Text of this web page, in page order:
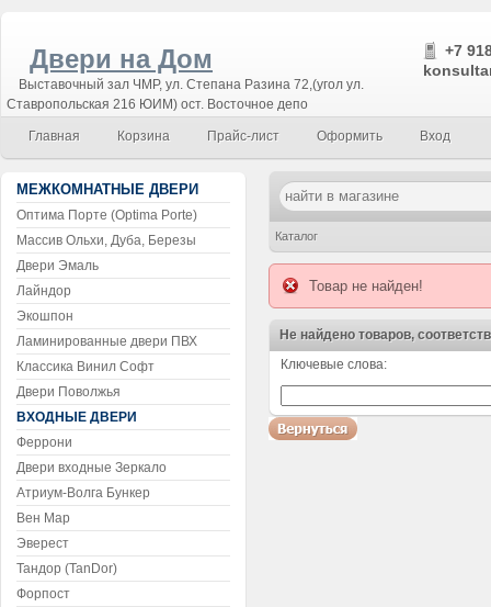
Двери на Дом
Выставочный зал ЧМР, ул. Степана Разина 72,(угол ул.
Ставропольская 216 ЮИМ) ост. Восточное депо
+7
Главная Корзина Прайс-лист Оформить Вход
Каталог
Товар не найден!
Не найдено товаров,
Воспользуйтесь поиском!
Ключевые слова:
МЕЖКОМНАТНЫЕ ДВЕРИ
Оптима Порте (Optima Porte)
Массив Ольхи, Дуба, Березы
Двери Эмаль
Лайндор
Экошпон
Ламинированные двери ПВХ
Классика Винил Софт
Двери Поволжья
ВХОДНЫЕ ДВЕРИ
Феррони
Двери входные Зеркало
Атриум-Волга Бункер
Вен Мар
Эверест
Тандор (TanDor)
Форпост